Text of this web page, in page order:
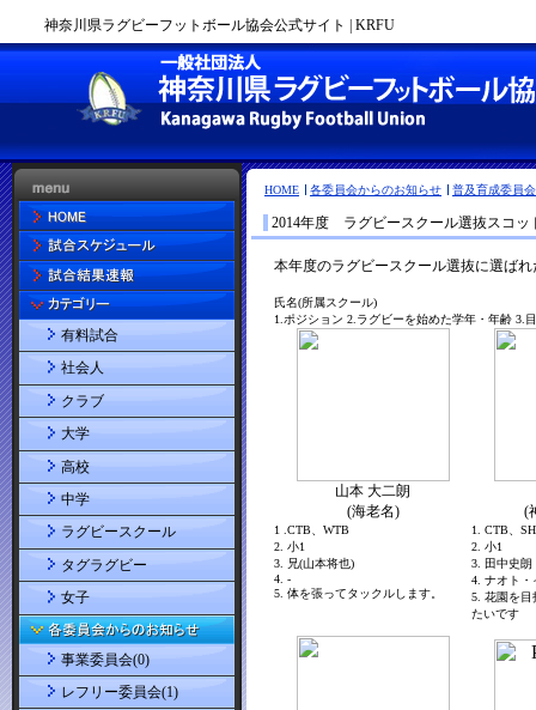
神奈川県ラグビーフットボール協会公式サイト | KRFU
HOME 各委員会からのお知らせ 普及育成委員会
2014年度 ラグビースクール選抜スコ
有料試合
社会人
クラブ
大学
高校
中学
ラグビースクール
タグラグビー
女子
事業委員会(0)
レフリー委員会(1)